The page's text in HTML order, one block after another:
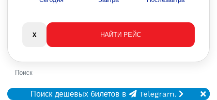
Поиск
Поиск дешевых билетов в Telegram.